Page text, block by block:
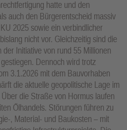
hatte und den
auch den Bürgerentscheid massiv
2025 sowie ein verbindlicher
nicht vor. Gleichzeitig sind die
Initiative von rund 55 Millionen
Dennoch wird trotz
3.1.2026 mit dem Bauvorhaben
die aktuelle geopolitische Lage im
die Straße von Hormus laufen
Ölhandels. Störungen führen zu
, Material- und Baukosten – mit